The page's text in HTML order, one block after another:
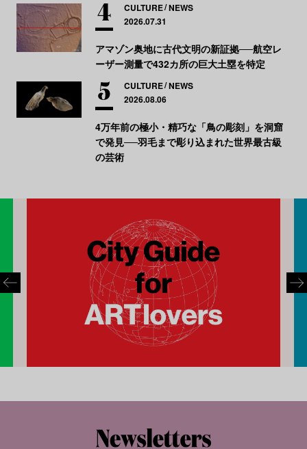
CULTURE NEWS
2026.07.31
アマゾン奥地に古代文明の新証拠──航空レ
ーザー測量で432カ所の巨大土塁を特定
CULTURE NEWS
2026.08.06
4万年前の極小・精巧な「鳥の彫刻」を洞窟
で発見──羽毛まで彫り込まれた世界最古級
の芸術